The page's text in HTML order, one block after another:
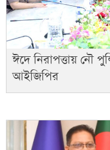
ঈদে নিরাপত্তায় নৌ
আইজিপির